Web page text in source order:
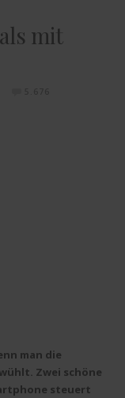
mit
man die
Zwei schöne
steuert